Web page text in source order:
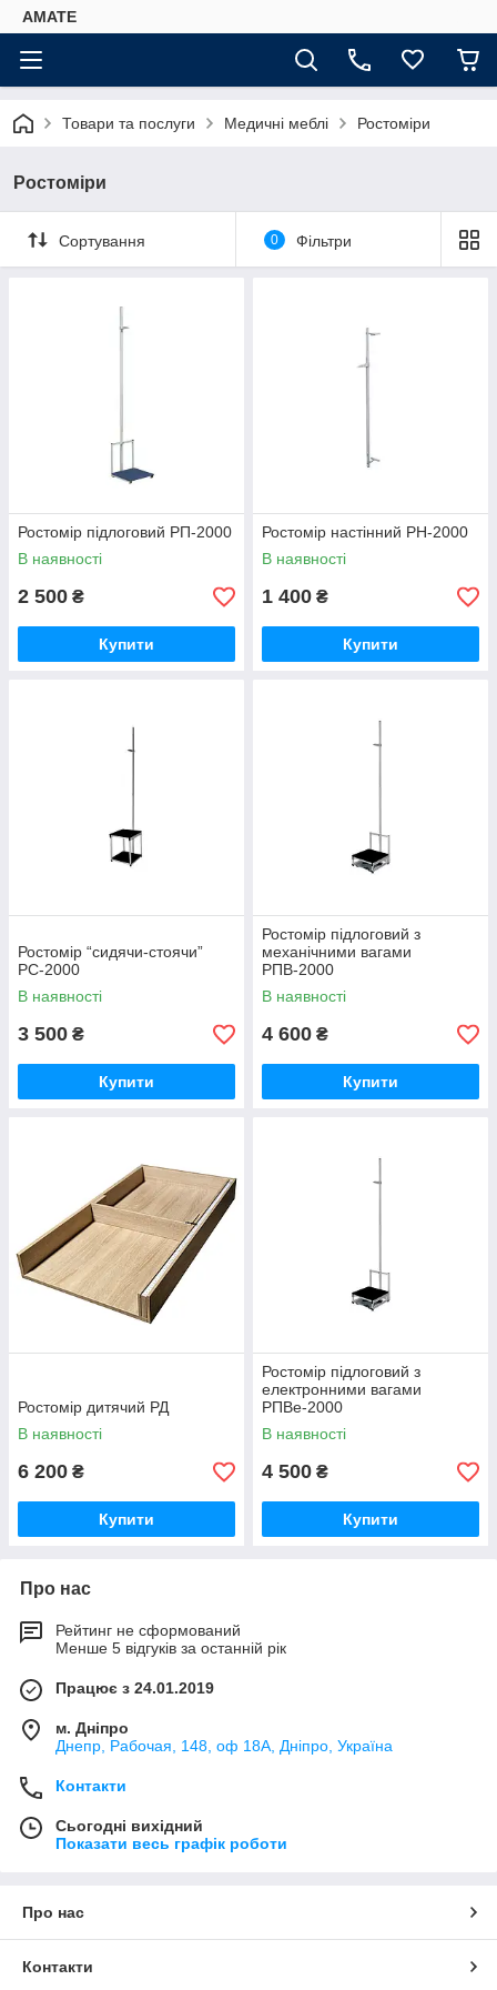
AMATE
Товари та послуги Медичні меблі Ростоміри
Ростоміри
Сортування 0 Фільтри
Ростомір підлоговий РП-2000
В наявності
2 500 ₴
Купити
Ростомір настінний РН-2000
В наявності
1 400 ₴
Купити
Ростомір “сидячи-стоячи”
РС-2000
В наявності
3 500 ₴
Купити
Ростомір підлоговий з
механічними вагами
РПВ-2000
В наявності
4 600 ₴
Купити
Ростомір дитячий РД
В наявності
6 200 ₴
Купити
Ростомір підлоговий з
електронними вагами
РПВе-2000
В наявності
4 500 ₴
Купити
Про нас
Рейтинг не сформований
Менше 5 відгуків за останній рік
Працює з 24.01.2019
м. Дніпро
Днепр, Рабочая, 148, оф 18А, Дніпро, Україна
Контакти
Сьогодні вихідний
Показати весь графік роботи
Про нас
Контакти